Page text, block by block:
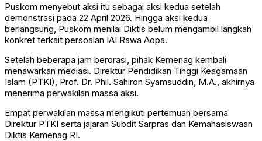
Puskom menyebut aksi itu sebagai aksi kedua setelah
demonstrasi pada 22 April 2026. Hingga aksi kedua
berlangsung, Puskom menilai Diktis belum mengambil langkah
konkret terkait persoalan IAI Rawa Aopa.
Setelah beberapa jam berorasi, pihak Kemenag kembali
menawarkan mediasi. Direktur Pendidikan Tinggi Keagamaan
Islam (PTKI), Prof. Dr. Phil. Sahiron Syamsuddin, M.A., akhirnya
menerima perwakilan massa aksi.
Empat perwakilan massa mengikuti pertemuan bersama
Direktur PTKI serta jajaran Subdit Sarpras dan Kemahasiswaan
Diktis Kemenag RI.